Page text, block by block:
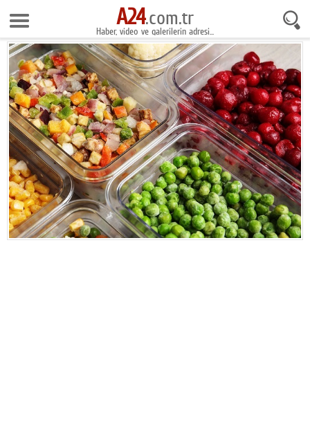
9 Ağustos 2026 7:21:56
Anasayfa
Foto Galeri
Gazeteler
Video Galeri
Gündem
Ekonomi
Yaşam
Magazin
A24.com.tr
Haber, video ve galerilerin adresi...